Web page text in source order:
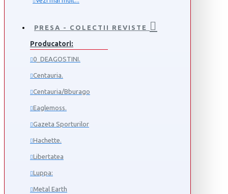
PRESA - COLECTII REVISTE
Producatori:
0_DEAGOSTINI.
Centauria.
Centauria/Bburago
Eaglemoss.
Gazeta Sporturilor
Hachette.
Libertatea
Luppa:
Metal Earth